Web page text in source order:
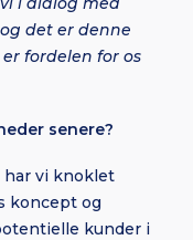
det er denne
fordelen for os
senere?
har vi knoklet
koncept og
kunder i